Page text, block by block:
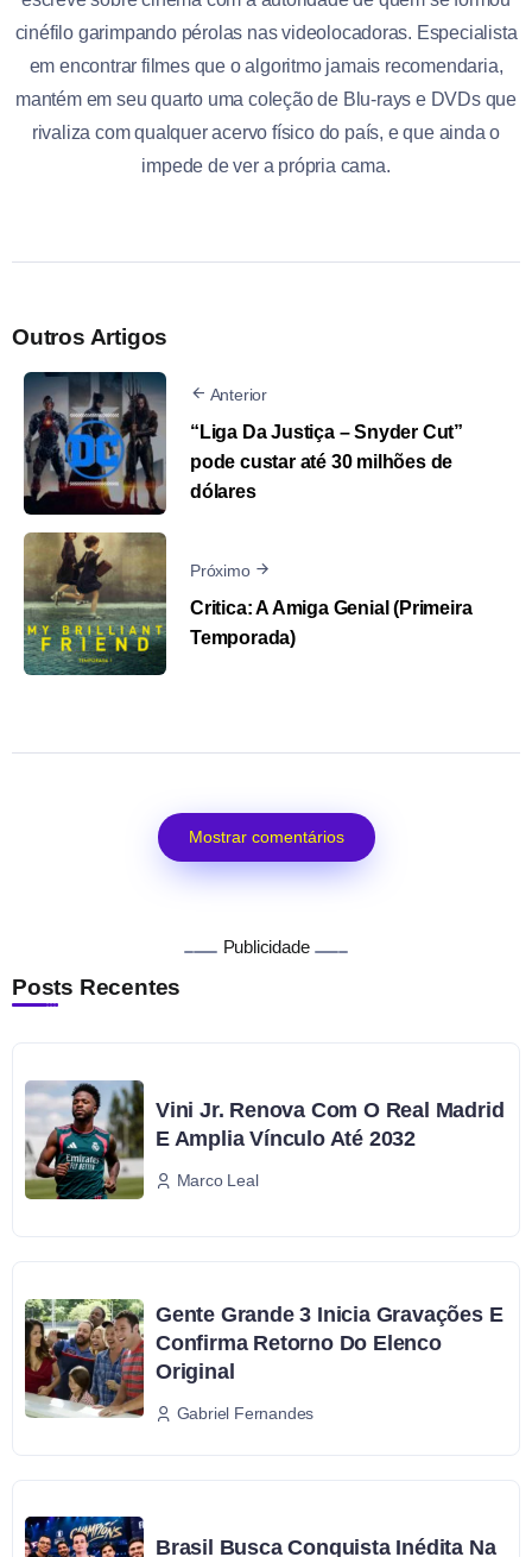
cinéfilo garimpando pérolas nas videolocadoras. Especialista
em encontrar filmes que o algoritmo jamais recomendaria,
mantém em seu quarto uma coleção de Blu-rays e DVDs que
rivaliza com qualquer acervo físico do país, e que ainda o
impede de ver a própria cama.
Outros Artigos
Anterior
“Liga Da Justiça – Snyder Cut”
pode custar até 30 milhões de
dólares
Próximo
Critica: A Amiga Genial (Primeira
Temporada)
Mostrar comentários
Publicidade
Posts Recentes
Vini Jr. Renova Com O Real Madrid
E Amplia Vínculo Até 2032
Marco Leal
Gente Grande 3 Inicia Gravações E
Confirma Retorno Do Elenco
Original
Gabriel Fernandes
Brasil Busca Conquista Inédita Na